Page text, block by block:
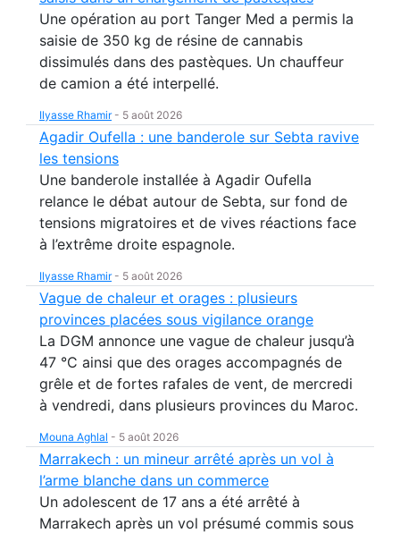
Une opération au port Tanger Med a permis la
saisie de 350 kg de résine de cannabis
dissimulés dans des pastèques. Un chauffeur
de camion a été interpellé.
Ilyasse Rhamir- 5 août 2026
Agadir Oufella : une banderole sur Sebta ravive
les tensions
Une banderole installée à Agadir Oufella
relance le débat autour de Sebta, sur fond de
tensions migratoires et de vives réactions face
à l’extrême droite espagnole.
Ilyasse Rhamir- 5 août 2026
Vague de chaleur et orages : plusieurs
provinces placées sous vigilance orange
La DGM annonce une vague de chaleur jusqu’à
47 °C ainsi que des orages accompagnés de
grêle et de fortes rafales de vent, de mercredi
à vendredi, dans plusieurs provinces du Maroc.
Mouna Aghlal - 5 août 2026
Marrakech : un mineur arrêté après un vol à
l’arme blanche dans un commerce
Un adolescent de 17 ans a été arrêté à
Marrakech après un vol présumé commis sous